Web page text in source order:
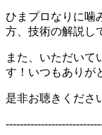
ひまプロなりに噛
方、技術の解説し
また、いただいて
す！いつもありが
是非お聴きくださ